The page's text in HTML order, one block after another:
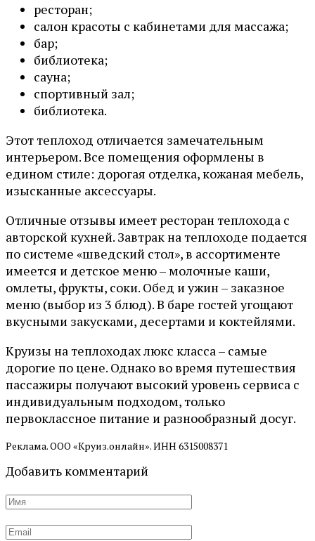
ресторан;
салон красоты с кабинетами для массажа;
бар;
библиотека;
сауна;
спортивный зал;
библиотека.
Этот теплоход отличается замечательным
интерьером. Все помещения оформлены в
едином стиле: дорогая отделка, кожаная мебель,
изысканные аксессуары.
Отличные отзывы имеет ресторан теплохода с
авторской кухней. Завтрак на теплоходе подается
по системе «шведский стол», в ассортименте
имеется и детское меню – молочные каши,
омлеты, фрукты, соки. Обед и ужин – заказное
меню (выбор из 3 блюд). В баре гостей угощают
вкусными закусками, десертами и коктейлями.
Круизы на теплоходах люкс класса – самые
дорогие по цене. Однако во время путешествия
пассажиры получают высокий уровень сервиса с
индивидуальным подходом, только
первоклассное питание и разнообразный досуг.
Реклама. ООО «Круиз.онлайн». ИНН 6315008371
Добавить комментарий
Имя
Email